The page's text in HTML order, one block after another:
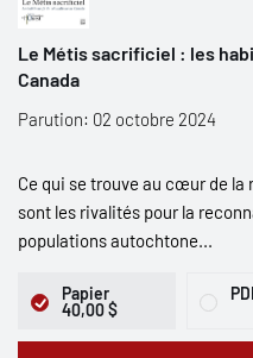
Le Métis sacrificiel : les
Canada
Parution: 02 octobre 2024
Ce qui se trouve au cœur de
sont les rivalités pour la
populations autochtone...
Papier
40,00 $